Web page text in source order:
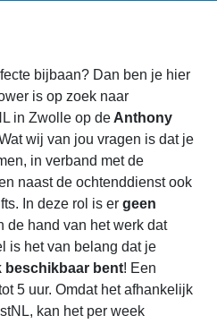
bijbaan? Dan ben je hier
is op zoek naar
in Zwolle op deAnthony
wij van jou vragen is dat je
in verband met de
naast de ochtenddienst ook
In deze rol is er geen
de hand van het werk dat
is het van belang dat je
beschikbaar bent! Een
5 uur. Omdat het afhankelijk
kan het per week